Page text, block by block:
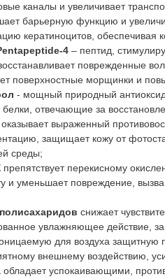
каналы и увеличивает
барьерную функцию и
кератиноцитов, обеспечивая
4 – пептид,
поврежденные
поверхностные морщинки и
- мощный природный
белки, отвечающие за
оказывает выраженный
защищает кожу от
среды;
препятствует перекисному
и уменьшает повреждение,
снижает
увлажняющее действие,
для воздуха защитную
внешнему воздействию,
обладает успокаивающими,